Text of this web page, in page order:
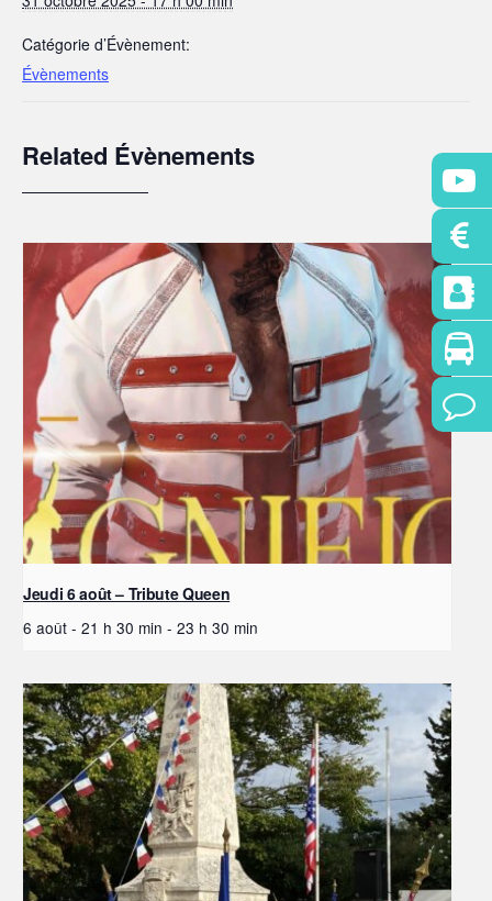
Catégorie d’Évènement:
Évènements
Related Évènements
Jeudi 6 août – Tribute Queen
6 août - 21 h 30 min - 23 h 30 min